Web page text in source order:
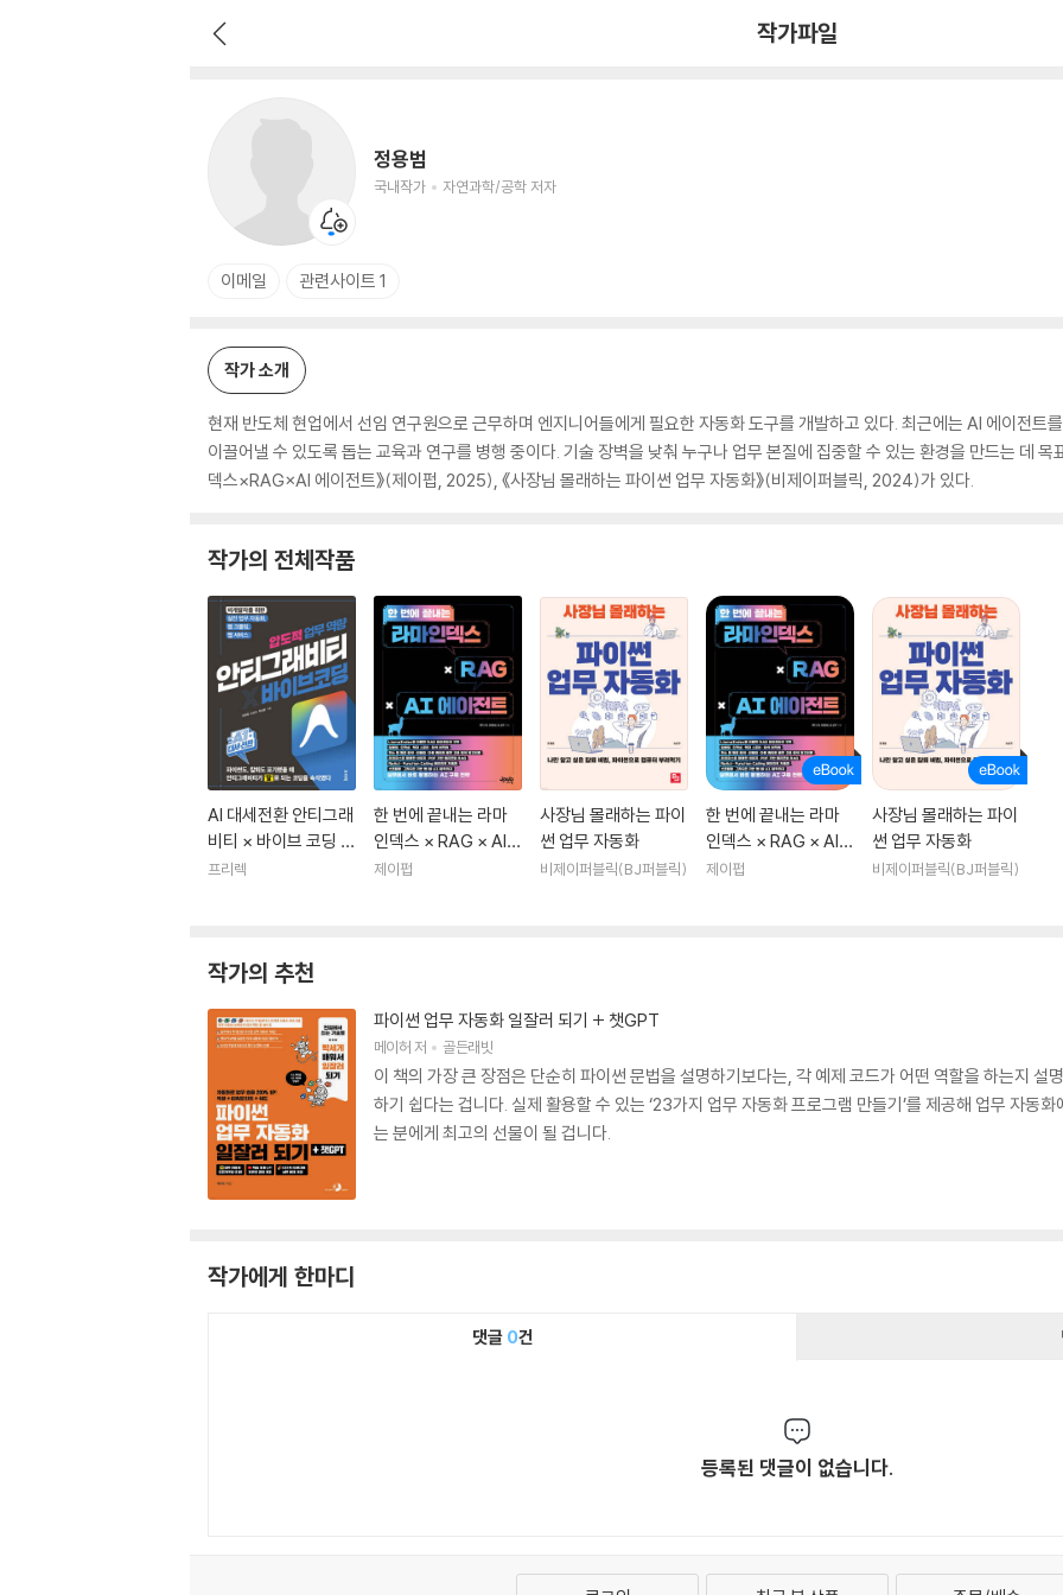
작가파일
정용범
국내작가 자연과학/공학 저자
이메일 관련사이트 1
작가 소개
현재 반도체 현업에서 선임 연구원으로 근무하며 엔지니어들에게 필요한 자동화 도구를 개발하고 있다. 최근에는 AI 에이전트
이끌어낼 수 있도록 돕는 교육과 연구를 병행 중이다. 기술 장벽을 낮춰 누구나 업무 본질에 집중할 수 있는 환경을 만드는 데 목
덱스×RAG×AI 에이전트》(제이펍, 2025), 《사장님 몰래하는 파이썬 업무 자동화》(비제이퍼블릭, 2024)가 있다.
작가의 전체작품
AI 대세전환 안티그래
비티 × 바이브 코딩 압
도적 업무 역량
프리렉
한 번에 끝내는 라마
인덱스 × RAG × AI
에이전트
제이펍
사장님 몰래하는 파이
썬 업무 자동화
비제이퍼블릭(BJ퍼블릭)
한 번에 끝내는 라마
인덱스 × RAG × AI
에이전트
제이펍
사장님 몰래하는 파이
썬 업무 자동화
비제이퍼블릭(BJ퍼블릭)
작가의 추천
파이썬 업무 자동화 일잘러 되기 + 챗GPT
메이허저 골든래빗
이 책의 가장 큰 장점은 단순히 파이썬 문법을 설명하기보다는, 각 예제 코드가 어떤 역할을 하는지 설
하기 쉽다는 겁니다. 실제 활용할 수 있는 ‘23가지 업무 자동화 프로그램 만들기’를 제공해 업무 자동
는 분에게 최고의 선물이 될 겁니다.
작가에게 한마디
댓글 0건
등록된 댓글이 없습니다.